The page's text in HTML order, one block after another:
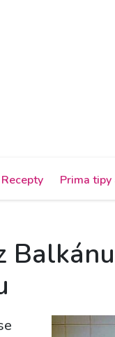
Recepty Prima tipy